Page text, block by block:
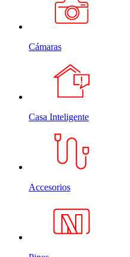
Cámaras
Casa Inteligente
Accesorios